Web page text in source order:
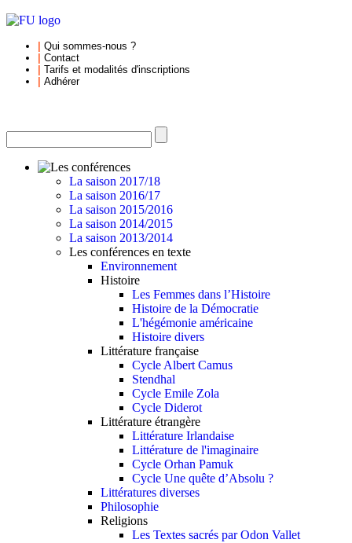
Qui sommes-nous ?
Contact
Tarifs et modalités d'inscriptions
Adhérer
La saison 2017/18
La saison 2016/17
La saison 2015/2016
La saison 2014/2015
La saison 2013/2014
Les conférences en texte
Environnement
Histoire
Les Femmes dans l’Histoire
Histoire de la Démocratie
L'hégémonie américaine
Histoire divers
Littérature française
Cycle Albert Camus
Stendhal
Cycle Emile Zola
Cycle Diderot
Littérature étrangère
Littérature Irlandaise
Littérature de l'imaginaire
Cycle Orhan Pamuk
Cycle Une quête d’Absolu ?
Littératures diverses
Philosophie
Religions
Les Textes sacrés par Odon Vallet